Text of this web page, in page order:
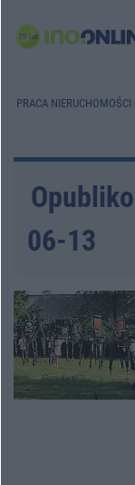
PRACA NIERUCHOMOŚCI
06-13